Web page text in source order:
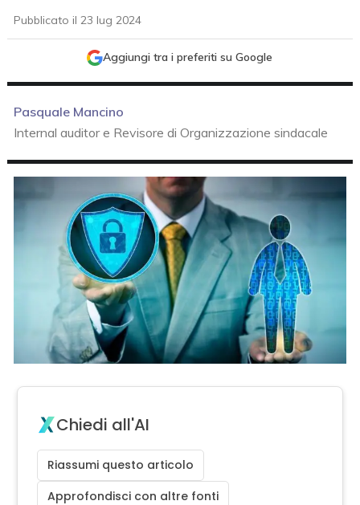
Pubblicato il 23 lug 2024
Aggiungi tra i preferiti su Google
Pasquale Mancino
Internal auditor e Revisore di Organizzazione sindacale
Chiedi all'AI
Riassumi questo articolo
Approfondisci con altre fonti